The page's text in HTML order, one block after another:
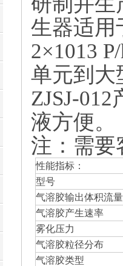
生器适用
2×1013
单元到大
ZJSJ-
液方便。
注：需要
性能指标：
型号
气溶胶输出体积流量
气溶胶产生速率
雾化压力
气溶胶粒径分布
气溶胶类型